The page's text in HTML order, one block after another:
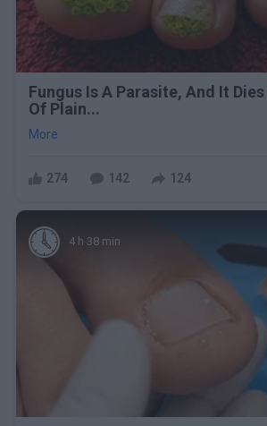
Fungus Is A Parasite, And It
Of Plain...
More
274 142 124
4 h 38 min